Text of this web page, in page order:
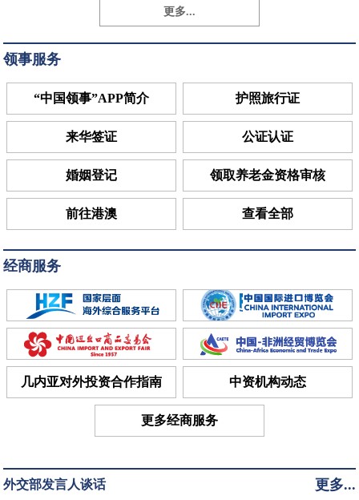
更多...
领事服务
“中国领事”APP简介 护照旅行证
来华签证 公证认证
婚姻登记 领取养老金资格审核
前往港澳 查看全部
经商服务
几内亚对外投资合作指南 中资机构动态
更多经商服务
外交部发言人谈话 更多...